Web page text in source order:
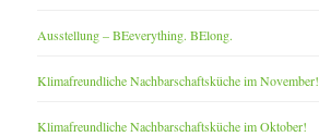
Ausstellung – BEeverything. BElong.
Klimafreundliche Nachbarschaftsküche im November!
Klimafreundliche Nachbarschaftsküche im Oktober!